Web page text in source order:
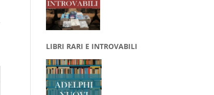
LIBRI RARI E INTROVABILI